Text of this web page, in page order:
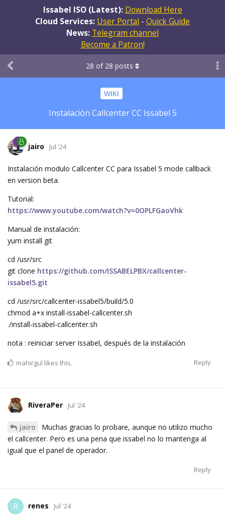
Issabel ISO (Latest): Download Here
Cloud Services: User Portal - Quick Guide
News: Telegram channel
Become a Patron!
WIKI
Instalación Callcenter CC Issabel 5
28 of 28 posts
jairo Jul '24
Instalación modulo Callcenter CC para Issabel 5 mode callback
en version beta.
Tutorial:
https://www.youtube.com/watch?v=0OPLFGaoVhk
Manual de instalación:
yum install git
cd /usr/src
git clone https://github.com/ISSABELPBX/callcenter-
issabel5.git
cd /usr/src/callcenter-issabel5/build/5.0
chmod a+x install-issabel-callcenter.sh
./install-issabel-callcenter.sh
nota : reiniciar server Issabel, después de la instalación
Reply
mahirgul likes this.
RiveraPer Jul '24
jairo
Muchas gracias lo probare, aunque no utilizo mucho
el callcenter. Pero es una pena que issabel no lo mantenga al
igual que el panel de operador.
Reply
R renes Jul '24